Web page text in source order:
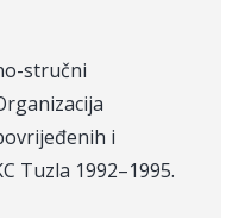
stručni
i
Tuzla 1992–1995.